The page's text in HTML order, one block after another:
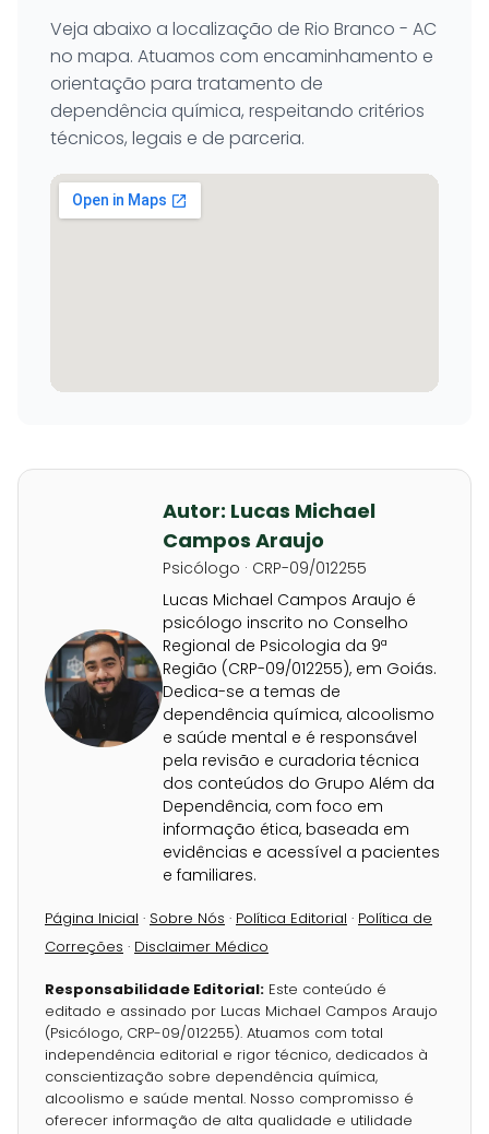
Veja abaixo a localização de Rio Branco - AC
no mapa. Atuamos com encaminhamento e
orientação para tratamento de
dependência química, respeitando critérios
técnicos, legais e de parceria.
Autor: Lucas Michael
Campos Araujo
Psicólogo · CRP-09/012255
Lucas Michael Campos Araujo é
psicólogo inscrito no Conselho
Regional de Psicologia da 9ª
Região (CRP-09/012255), em Goiás.
Dedica-se a temas de
dependência química, alcoolismo
e saúde mental e é responsável
pela revisão e curadoria técnica
dos conteúdos do Grupo Além da
Dependência, com foco em
informação ética, baseada em
evidências e acessível a pacientes
e familiares.
Página Inicial · Sobre Nós · Política Editorial · Política de
Correções · Disclaimer Médico
Responsabilidade Editorial: Este conteúdo é
editado e assinado por Lucas Michael Campos Araujo
(Psicólogo, CRP-09/012255). Atuamos com total
independência editorial e rigor técnico, dedicados à
conscientização sobre dependência química,
alcoolismo e saúde mental. Nosso compromisso é
oferecer informação de alta qualidade e utilidade